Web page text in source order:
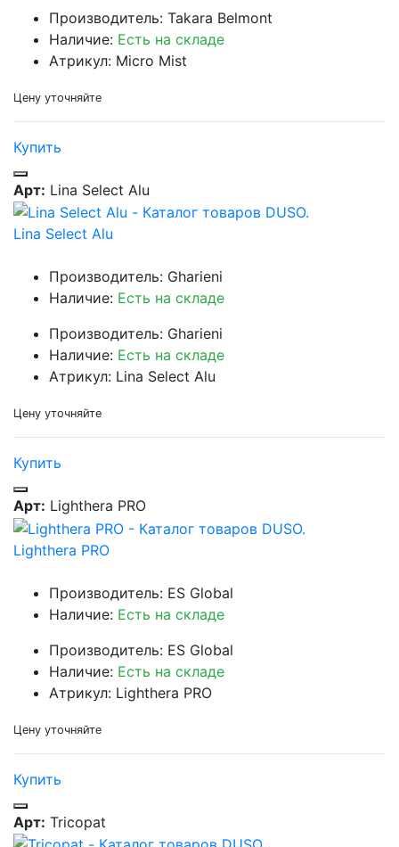
Производитель: Takara Belmont
Наличие: Есть на складе
Атрикул: Micro Mist
Цену уточняйте
Купить
Арт: Lina Select Alu
Lina Select Alu
Производитель: Gharieni
Наличие: Есть на складе
Производитель: Gharieni
Наличие: Есть на складе
Атрикул: Lina Select Alu
Цену уточняйте
Купить
Арт: Lighthera PRO
Lighthera PRO
Производитель: ES Global
Наличие: Есть на складе
Производитель: ES Global
Наличие: Есть на складе
Атрикул: Lighthera PRO
Цену уточняйте
Купить
Арт: Tricopat